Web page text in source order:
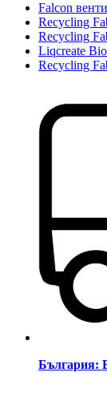
Falcon
Recycling
Recycling
Liqcreate
Recycling
България: